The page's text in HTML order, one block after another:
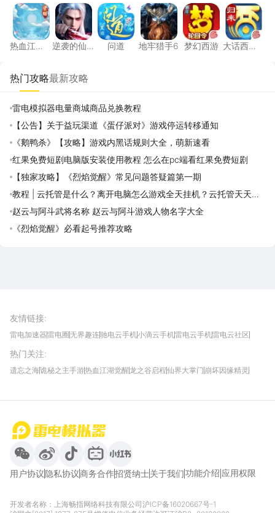
热血江湖：觉醒
热血江
逆袭的仙王
逆袭的仙
问道
问道
地牢猎手6
地牢猎手6
梦幻西游
梦幻西游
大话
大话西
热门攻略最新攻略
雷电模拟器电量商城商品兑换教程
【公告】关于益玩渠道《蛋仔派对》游戏停运转移通知
《鹅鸭杀》【攻略】游戏内黑话规则大全，萌新速看
红果免费短剧电脑版安装使用教程 怎么在pc端看红果免费短剧
【独家攻略】《烈焰觉醒》常见问题答疑篇第一期
教程 | 云托管是什么？离开电脑怎么游戏全天挂机？云托管天天免
费领取攻略
赵云与阿斗武将名称 赵云与阿斗游戏人物名字大全
《烈焰觉醒》必看起号推荐攻略
友情链接:
雷电加速器雷电圈无界趣连驰电云手机小滴云手机雷电云手机雷电云社区
我爱vr网华军软件园
热门关注:
遗忘之海诡秘之主手游热血江湖觉醒龙之谷启程仙界大掌门 崩坏因缘精灵
用户协议隐私协议商务合作招贤纳士关于我们功能介绍 应用权限
开发者名称：上海畅指网络科技有限公司沪ICP备16020667号-1
首页
微信
微博 抖音 哔哩哔哩